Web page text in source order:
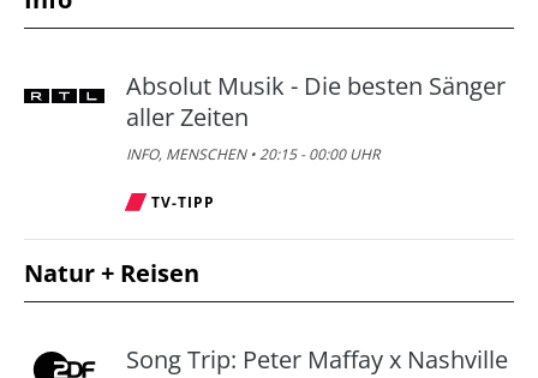
Absolut Musik - Die besten Sänger
aller Zeiten
INFO, MENSCHEN • 20:15 - 00:00 UHR
TV-TIPP
Natur + Reisen
Song Trip: Peter Maffay x Nashville